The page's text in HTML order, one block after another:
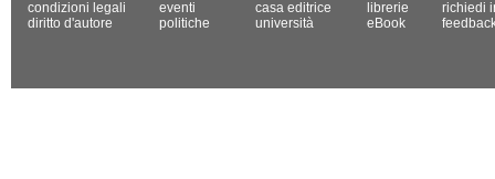
condizioni legali
diritto d'autore
eventi
politiche
casa editrice
università
librerie
eBook
richiedi